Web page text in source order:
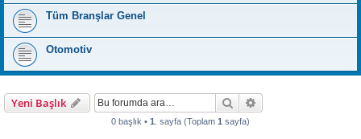
Tüm Branşlar Genel
Otomotiv
Yeni Başlık Ara
0 başlık • 1 . sayfa (Toplam 1 sayfa)